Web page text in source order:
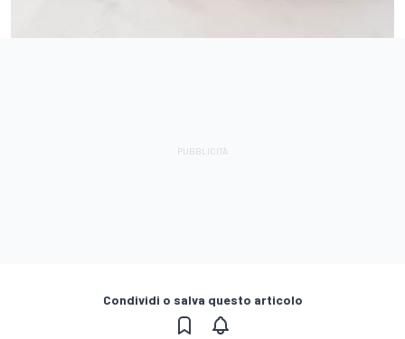
Condividi o salva questo articolo